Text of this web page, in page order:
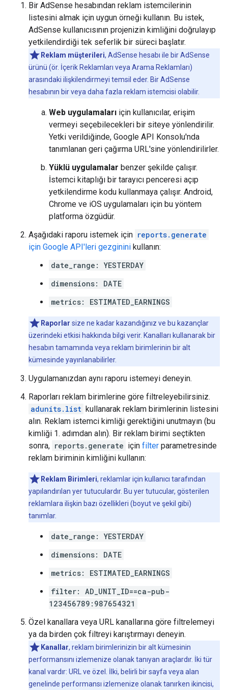
Bir AdSense hesabından reklam istemcilerinin
listesini almak için uygun örneği kullanın. Bu istek,
AdSense kullanıcısının projenizin kimliğini doğrulayıp
yetkilendirdiği tek seferlik bir süreci başlatır.
Reklam müşterileri, AdSense hesabı ile bir AdSense
ürünü (ör. İçerik Reklamları veya Arama Reklamları)
arasındaki ilişkilendirmeyi temsil eder. Bir AdSense
hesabının bir veya daha fazla reklam istemcisi olabilir.
Web uygulamaları için kullanıcılar, erişim
vermeyi seçebilecekleri bir siteye yönlendirilir.
Yetki verildiğinde, Google API Konsolu'nda
tanımlanan geri çağırma URL'sine yönlendirilirler.
Yüklü uygulamalar benzer şekilde çalışır.
İstemci kitaplığı bir tarayıcı penceresi açıp
yetkilendirme kodu kullanmaya çalışır. Android,
Chrome ve iOS uygulamaları için bu yöntem
platforma özgüdür.
Aşağıdaki raporu istemek için reports.generate
için Google API'leri gezginini kullanın:
date_range: YESTERDAY
dimensions: DATE
metrics: ESTIMATED_EARNINGS
Raporlar size ne kadar kazandığınız ve bu kazançlar
üzerindeki etkisi hakkında bilgi verir. Kanalları kullanarak bir
hesabın tamamında veya reklam birimlerinin bir alt
kümesinde yayınlanabilirler.
Uygulamanızdan aynı raporu istemeyi deneyin.
Raporları reklam birimlerine göre filtreleyebilirsiniz.
adunits.list kullanarak reklam birimlerinin listesini
alın. Reklam istemci kimliği gerektiğini unutmayın (bu
kimliği 1. adımdan alın). Bir reklam birimi seçtikten
sonra, reports.generate için filter parametresinde
reklam biriminin kimliğini kullanın:
Reklam Birimleri, reklamlar için kullanıcı tarafından
yapılandırılan yer tutuculardır. Bu yer tutucular, gösterilen
reklamlara ilişkin bazı özellikleri (boyut ve şekil gibi)
tanımlar.
date_range: YESTERDAY
dimensions: DATE
metrics: ESTIMATED_EARNINGS
filter: AD_UNIT_ID==ca-pub-
123456789:987654321
Özel kanallara veya URL kanallarına göre filtrelemeyi
ya da birden çok filtreyi karıştırmayı deneyin.
Kanallar, reklam birimlerinizin bir alt kümesinin
performansını izlemenize olanak tanıyan araçlardır. İki tür
kanal vardır: URL ve özel. İlki, belirli bir sayfa veya alan
genelinde performansı izlemenize olanak tanırken ikincisi,